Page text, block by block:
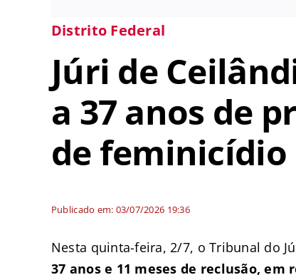
Distrito Federal
Júri de
a 37 anos de
de feminicídio
Publicado em: 03/07/2026 19:36
Nesta quinta-feira, 2/7, o Tribunal do
37 anos e 11 meses de reclusão,